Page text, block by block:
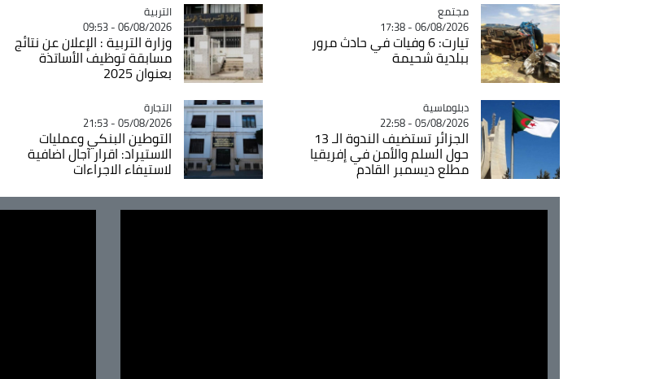
Catégorie
مجتمع
06/08/2026 - 17:38
تيارت: 6 وفيات في حادث مرور
ببلدية شحيمة
Catégorie
التربية
06/08/2026 - 09:53
وزارة التربية : الإعلان عن نتائج
مسابقة توظيف الأساتذة
بعنوان 2025
Catégorie
دبلوماسية
05/08/2026 - 22:58
الجزائر تستضيف الندوة الـ 13
حول السلم والأمن في إفريقيا
مطلع ديسمبر القادم
Catégorie
التجارة
05/08/2026 - 21:53
التوطين البنكي وعمليات
الاستيراد: اقرار آجال اضافية
لاستيفاء الاجراءات